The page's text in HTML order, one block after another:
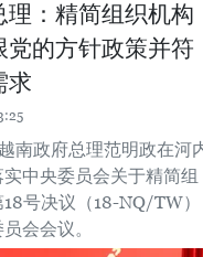
理：精简组织机构
党的方针政策并符
求
南政府总理范明政在河
中央委员会关于精简组
号决议（18-NQ/TW）
会会议。